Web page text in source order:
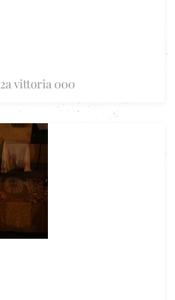
vittoria 000